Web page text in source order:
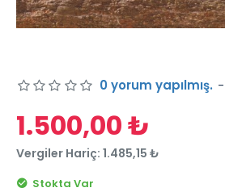
Stokta Var
0 yorum yapılmış. -
1.500,00 ₺
Vergiler Hariç: 1.485,15 ₺